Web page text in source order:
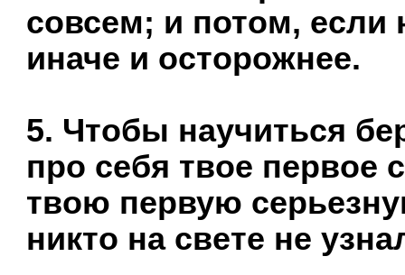
совсем; и потом, если
иначе и осторожнее.
5. Чтобы научиться
про себя твое первое
твою первую
никто на свете не